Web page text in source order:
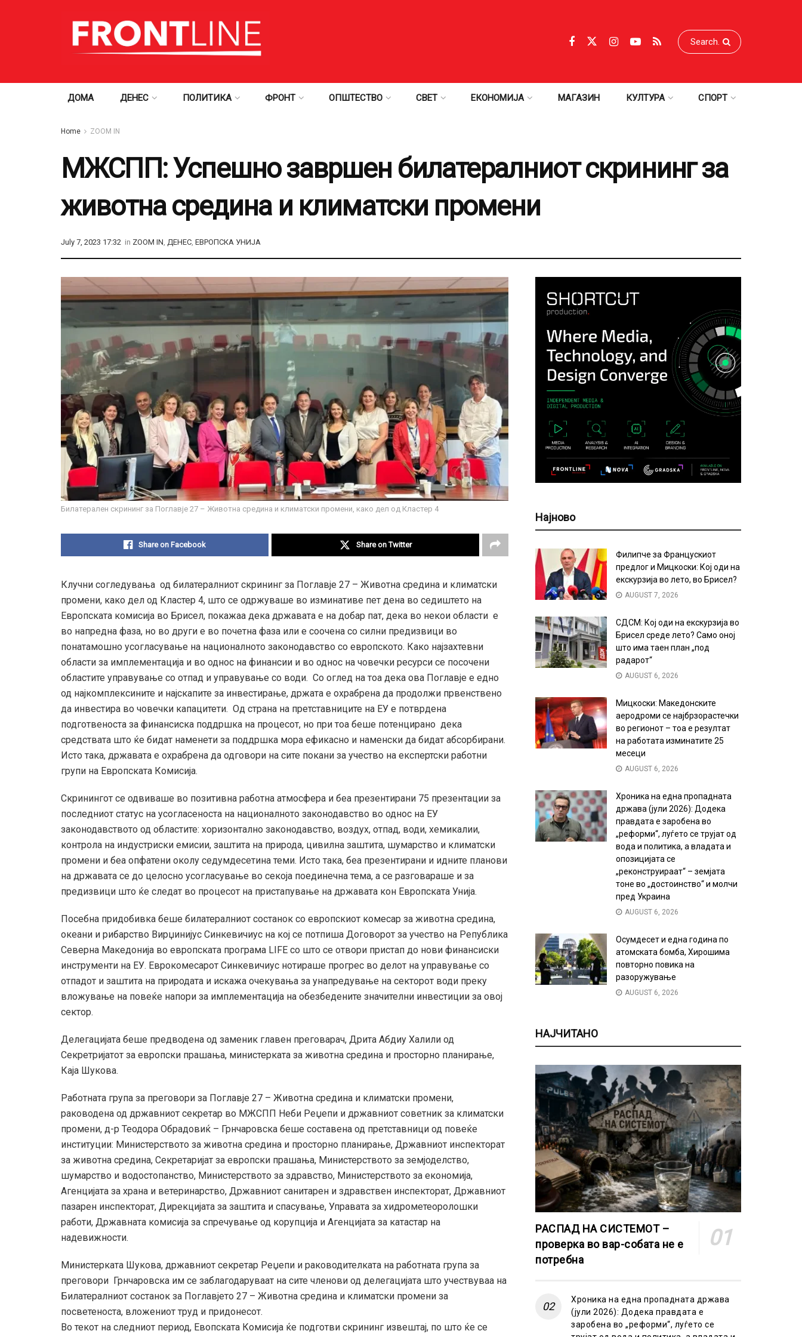
ДОМА ДЕНЕС ПОЛИТИКА ФРОНТ ОПШТЕСТВО СВЕТ ЕКОНОМИЈА МАГАЗИН КУЛТУРА СПОРТ
Home ZOOM IN
МЖСПП: Успешно завршен билатералниот скрининг за
животна средина и климатски промени
July 7, 2023 17:32 in ZOOM IN, ДЕНЕС, ЕВРОПСКА УНИЈА
Билатерален скрининг за Поглавје 27 – Животна средина и климатски промени, како дел од Кластер 4
Share on Facebook Share on Twitter
Клучни согледувања од билатералниот скрининг за Поглавје 27 – Животна средина и климатски
промени, како дел од Кластер 4, што се одржуваше во изминативе пет дена во седиштето на
Европската комисија во Брисел, покажаа дека државата е на добар пат, дека во некои области е
во напредна фаза, но во други е во почетна фаза или е соочена со силни предизвици во
понатамошно усогласување на националното законодавство со европското. Како најзахтевни
области за имплементација и во однос на финансии и во однос на човечки ресурси се посочени
областите управување со отпад и управување со води. Со оглед на тоа дека ова Поглавје е едно
од најкомплексините и најскапите за инвестирање, држата е охрабрена да продолжи првенствено
да инвестира во човечки капацитети. Од страна на претставниците на ЕУ е потврдена
подготвеноста за финансиска поддршка на процесот, но при тоа беше потенцирано дека
средствата што ќе бидат наменети за поддршка мора ефикасно и наменски да бидат абсорбирани.
Исто така, државата е охрабрена да одговори на сите покани за учество на експертски работни
групи на Европската Комисија.
Скринингот се одвиваше во позитивна работна атмосфера и беа презентирани 75 презентации за
последниот статус на усогласеноста на националното законодавство во однос на ЕУ
законодавството од областите: хоризонтално законодавство, воздух, отпад, води, хемикалии,
контрола на индустриски емисии, заштита на природа, цивилна заштита, шумарство и климатски
промени и беа опфатени околу седумдесетина теми. Исто така, беа презентирани и идните планови
на државата се до целосно усогласување во секоја поединечна тема, а се разговараше и за
предизвици што ќе следат во процесот на пристапување на државата кон Европската Унија.
Посебна придобивка беше билатералниот состанок со европскиот комесар за животна средина,
океани и рибарство Вирџинијус Синкевичиус на кој се потпиша Договорот за учество на Република
Северна Македонија во европската програма LIFE со што се отвори пристап до нови финансиски
инструменти на ЕУ. Еврокомесарот Синкевичиус нотираше прогрес во делот на управување со
отпадот и заштита на природата и искажа очекувања за унапредување на секторот води преку
вложување на повеќе напори за имплементација на обезбедените значителни инвестиции за овој
сектор.
Делегацијата беше предводена од заменик главен преговарач, Дрита Абдиу Халили од
Секретријатот за европски прашања, министерката за животна средина и просторно планирање,
Каја Шукова.
Работната група за преговори за Поглавје 27 – Животна средина и климатски промени,
раководена од државниот секретар во МЖСПП Неби Реџепи и државниот советник за климатски
промени, д-р Теодора Обрадовиќ – Грнчаровска беше составена од претставници од повеќе
институции: Министерството за животна средина и просторно планирање, Државниот инспекторат
за животна средина, Секретаријат за европски прашања, Министерството за земјоделство,
шумарство и водостопанство, Министерството за здравство, Министерството за економија,
Агенцијата за храна и ветеринарство, Државниот санитарен и здравствен инспекторат, Државниот
пазарен инспекторат, Дирекцијата за заштита и спасување, Управата за хидрометеоролошки
работи, Државната комисија за спречување од корупција и Агенцијата за катастар на
надевижности.
Министерката Шукова, државниот секретар Реџепи и раководителката на работната група за
преговори Грнчаровска им се заблагодаруваат на сите членови од делегацијата што учествуваа на
Билатералниот состанок за Поглавјето 27 – Животна средина и климатски промени за
посветеноста, вложениот труд и придонесот.
Во текот на следниот период, Евопската Комисија ќе подготви скрининг извештај, по што ќе се
Најново
Филипче за Францускиот
предлог и Мицкоски: Кој оди на
екскурзија во лето, во Брисел?
AUGUST 7, 2026
СДСМ: Кој оди на екскурзија во
Брисел среде лето? Само оној
што има таен план „под
радарот“
AUGUST 6, 2026
Мицкоски: Македонските
аеродроми се најбрзорастечки
во регионот – тоа е резултат
на работата изминатите 25
месеци
AUGUST 6, 2026
Хроника на една пропадната
држава (јули 2026): Додека
правдата е заробена во
„реформи“, луѓето се трујат од
вода и политика, а владата и
опозицијата се
„реконструираат“ – земјата
тоне во „достоинство“ и молчи
пред Украина
AUGUST 6, 2026
Осумдесет и една година по
атомската бомба, Хирошима
повторно повика на
разоружување
AUGUST 6, 2026
НАЈЧИТАНО
РАСПАД НА СИСТЕМОТ –
проверка во вар-собата не е
потребна
Хроника на една пропадната држава
(јули 2026): Додека правдата е
заробена во „реформи“, луѓето се